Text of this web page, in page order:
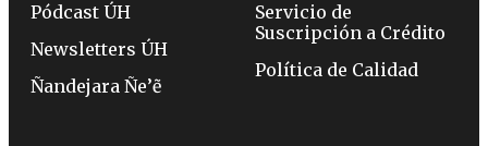
Pódcast ÚH
Newsletters ÚH
Ñandejara Ñe’ẽ
Servicio de
Suscripción a Crédito
Política de Calidad